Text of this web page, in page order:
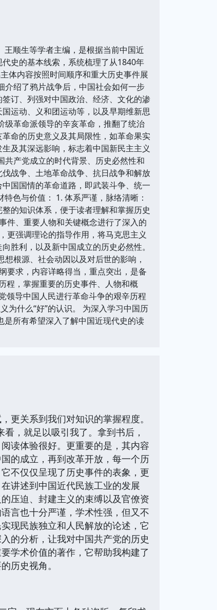
王顺生等学者主编，是根据当前中国近
史的基本线索，系统梳理了从1840年
体内容按照时间顺序和重大历史事件展
绍了鸦片战争后，中国社会如何一步
订、列强对中国政治、经济、文化的渗
运动、义和团运动等，以及早期维新思
革命派领导的辛亥革命，推翻了统治
命的历史意义及其局限性，如革命果实
及其深远影响，标志着中国新民主主义
产党成立的时代背景、历史必然性和
战争、土地革命战争、抗日战争和解放
国国情的革命道路，即武装斗争、统一
色与价值： 1. 体系严谨，脉络清晰：
的知识体系，便于读者理解和掌握历史
件、重要人物和关键概念进行了深入的
更强调理论的指导作用，将马克思主义
胜利，以及新中国成立的历史必然性。
根源、社会动因以及对后世的影响，
要求，内容详略得当，重点突出，是备
程，掌握重要的历史事件、人物和概
领导中国人民进行革命斗争的艰辛历程
为什么“好”的认识。 为深入学习中国历
所有希望深入了解中国近现代史的读
更关系到我们对知识的掌握程度。
看，就足以吸引我了。拿到书后，
读体验很好。更重要的是，其内容
的成立，再到改革开放，每一个历
不仅仅呈现了历史事件的表象，更
讲述到中国近代民族工业的发展
压迫、封建主义的束缚以及官僚资
言也十分严谨，学术性强，但又不
现民族独立和人民解放的论述，它
的分析，让我对中国共产党的历史
学术价值的著作，它帮助我构建了
历史视角。